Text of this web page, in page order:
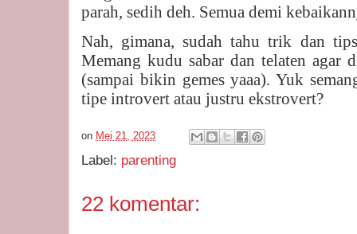
parah, sedih deh. Semua demi
Nah, gimana, sudah tahu trik dan
Memang kudu sabar dan telaten agar
(sampai bikin gemes yaaa). Yuk
tipe introvert atau justru ekstrovert?
on Mei 21, 2023
Label: parenting
22 komentar: